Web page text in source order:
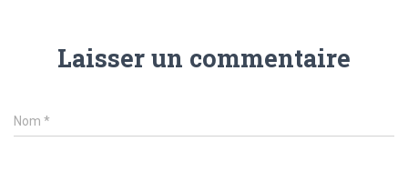
Laisser un commentaire
Nom *